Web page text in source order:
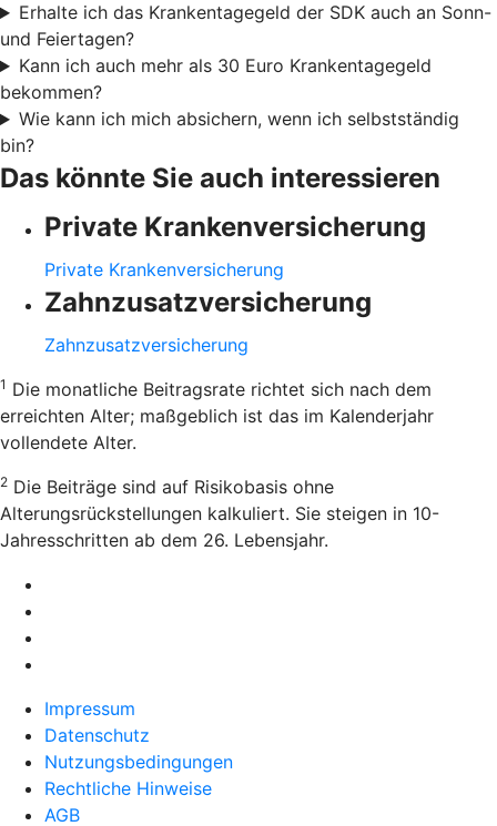
Erhalte ich das Krankentagegeld der SDK auch an Sonn-
und Feiertagen?
Kann ich auch mehr als 30 Euro Krankentagegeld
bekommen?
Wie kann ich mich absichern, wenn ich selbstständig
bin?
Das könnte Sie auch interessieren
Private Krankenversicherung
Private Krankenversicherung
Zahnzusatzversicherung
Zahnzusatzversicherung
1 Die monatliche Beitragsrate richtet sich nach dem
erreichten Alter; maßgeblich ist das im Kalenderjahr
vollendete Alter.
2 Die Beiträge sind auf Risikobasis ohne
Alterungsrückstellungen kalkuliert. Sie steigen in 10-
Jahresschritten ab dem 26. Lebensjahr.
Impressum
Datenschutz
Nutzungsbedingungen
Rechtliche Hinweise
AGB